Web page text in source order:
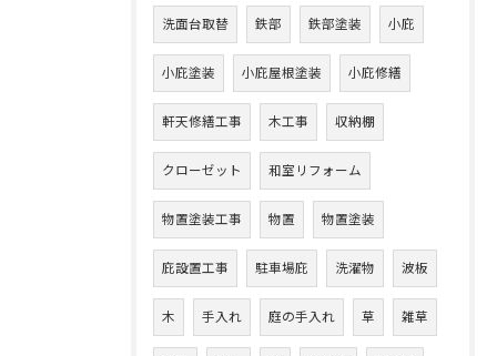
洗面台取替 鉄部 鉄部塗装 小庇
小庇塗装 小庇屋根塗装 小庇修繕
軒天修繕工事 木工事 収納棚
クローゼット 和室リフォーム
物置塗装工事 物置 物置塗装
庇設置工事 駐車場庇 洗濯物 波板
木 手入れ 庭の手入れ 草 雑草